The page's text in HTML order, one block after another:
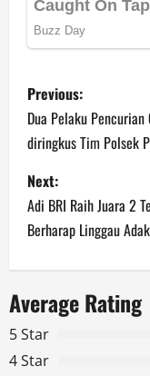
P
o
s
t
n
a
v
i
Previous:
Dua Pelaku
diringkus Tim Polsek
Next:
Adi BRI Raih Juara 2
Berharap Linggau
Average Rating
5 Star
4 Star